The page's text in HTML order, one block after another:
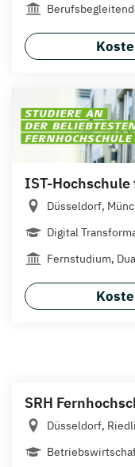
IST-
Düsseldorf,
Digital
Fernstudium,
SRH
Düsseldorf,